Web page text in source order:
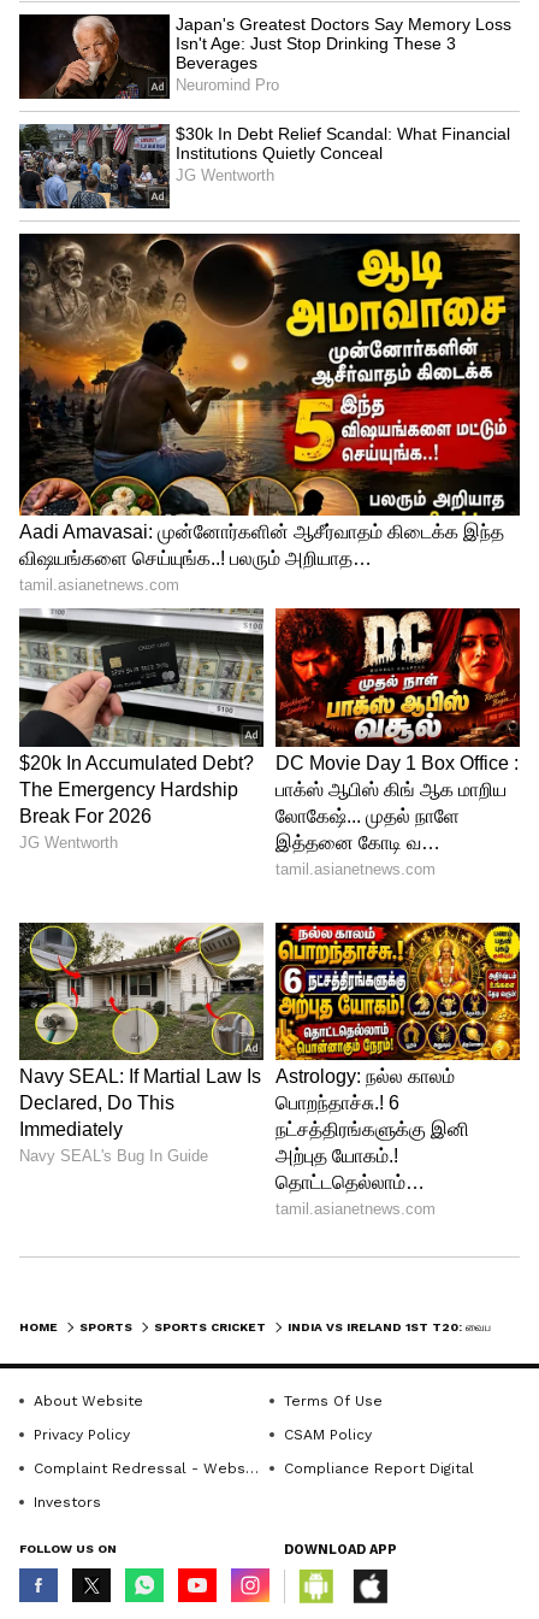
Image Credit : Getty
சஞ்சு சாம்சன், அபிஷேக் சர்மா இடையே
போட்டி
வைபவ் சூர்யவன்ஷி தொடக்க வீரராக
அறிமுகமானால், அணியில் இருந்து யாரை
வெளியேற்றுவது என்பதுதான் அணி
நிர்வாகத்தின் முக்கியக் கேள்வி. ஏனெனில்
உலகக் கோப்பையில் அபிஷேக் ஷர்மாவும்,
சஞ்சு சாம்சனும்தான் இந்தியாவின்
தொடக்க வீரர்களாக இருந்தனர்.
இந்தியாவின் உலகக் கோப்பை வெற்றியில்
சஞ்சு முக்கியப் பங்காற்றினார்.
அபிஷேக் சர்மா உலகக் கோப்பையில்
சோபிக்கவில்லை என்றாலும், ஐபிஎல்
தொடரில் பட்டையைக் கிளப்பினார். டி20
உலகக் கோப்பையின் கடைசி மூன்று
போட்டிகளில் இந்தியாவின் டாப்
ஸ்கோரராக இருந்தவர் சஞ்சு சாம்சன்.
தொடர் நாயகன் விருதையும் வென்றார்.
இன்னிங்ஸைத் தொடங்குவார் எனத்
தெரிகிறது. பயிற்சியாளர் கௌதம்
கம்பீரின் ஆதரவும் சஞ்சுவுக்கு உள்ளது.
4
HOME SPORTS SPORTS CRICKET
About Website
Terms Of Use
Privacy Policy
CSAM Policy
Complaint Redressal - Website
Compliance Report Digital
Investors
FOLLOW US ON DOWNLOAD APP